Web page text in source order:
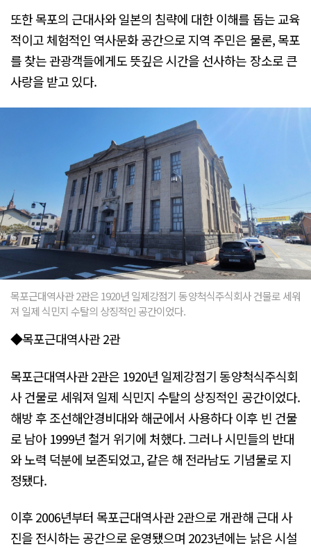
또한 목포의 근대사와 일본의 침략에 대한 이해를 돕는 교육
적이고 체험적인 역사문화 공간으로 지역 주민은 물론, 목포
를 찾는 관광객들에게도 뜻깊은 시간을 선사하는 장소로 큰
사랑을 받고 있다.
목포근대역사관 2관은 1920년 일제강점기 동양척식주식회사 건물로 세워
져 일제 식민지 수탈의 상징적인 공간이었다.
◆목포근대역사관 2관
목포근대역사관 2관은 1920년 일제강점기 동양척식주식회
사 건물로 세워져 일제 식민지 수탈의 상징적인 공간이었다.
해방 후 조선해안경비대와 해군에서 사용하다 이후 빈 건물
로 남아 1999년 철거 위기에 처했다. 그러나 시민들의 반대
와 노력 덕분에 보존되었고, 같은 해 전라남도 기념물로 지
정됐다.
이후 2006년부터 목포근대역사관 2관으로 개관해 근대 사
진을 전시하는 공간으로 운영됐으며 2023년에는 낡은 시설